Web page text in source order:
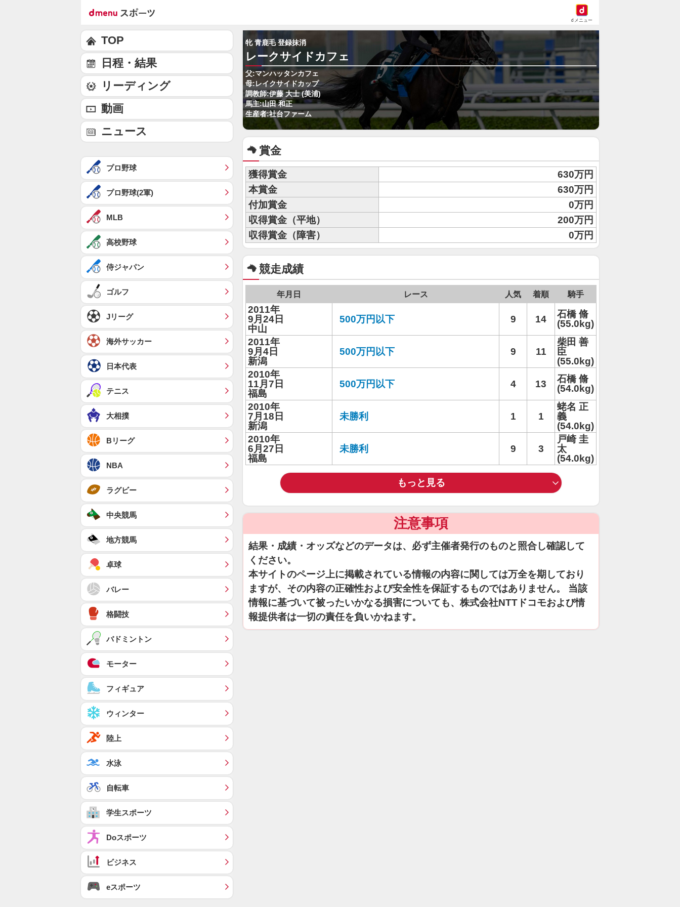
dメニュー
牝 青鹿毛 登録抹消
レークサイドカフェ
父:マンハッタンカフェ
母:レイクサイドカップ
調教師:伊藤 大士 (美浦)
馬主:山田 和正
生産者:社台ファーム
賞金
獲得賞金
630万円
本賞金
630万円
付加賞金
0万円
収得賞金（平地）
200万円
収得賞金（障害）
0万円
競走成績
年月日 レース 人気 着順 騎手
2011年
9月24日
中山
500万円以下 9 14
石橋 脩
(55.0kg)
2011年
9月4日
新潟
500万円以下 9 11
柴田 善
臣
(55.0kg)
2010年
11月7日
福島
500万円以下 4 13
石橋 脩
(54.0kg)
2010年
7月18日
新潟
未勝利 1 1
蛯名 正
義
(54.0kg)
2010年
6月27日
福島
未勝利 9 3
戸崎 圭
太
(54.0kg)
もっと見る
注意事項
結果・成績・オッズなどのデータは、必ず主催者発行のものと照合し確認して
ください。
本サイトのページ上に掲載されている情報の内容に関しては万全を期しており
ますが、その内容の正確性および安全性を保証するものではありません。 当該
情報に基づいて被ったいかなる損害についても、株式会社NTTドコモおよび情
報提供者は一切の責任を負いかねます。
TOP
日程・結果
リーディング
動画
ニュース
プロ野球
プロ野球(2軍)
MLB
高校野球
侍ジャパン
ゴルフ
Jリーグ
海外サッカー
日本代表
テニス
大相撲
Bリーグ
NBA
ラグビー
中央競馬
地方競馬
卓球
バレー
格闘技
バドミントン
モーター
フィギュア
ウィンター
陸上
水泳
自転車
学生スポーツ
Doスポーツ
ビジネス
eスポーツ